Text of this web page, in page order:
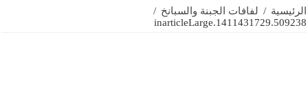
الرئيسية / لفافات الجبنة والسبانخ /
1411431729.509238.inarticleLarge